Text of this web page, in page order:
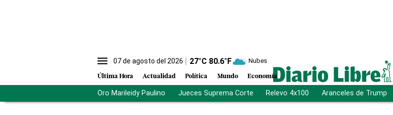
07 de agosto del 2026 27°C 80.6°F Nubes
Última Hora Actualidad Política Mundo Economía
Oro Marileidy Paulino Jueces Suprema Corte Relevo 4x100 Aranceles de Trump